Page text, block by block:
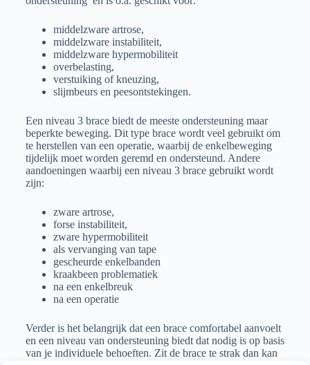
middelzware artrose,
middelzware instabiliteit,
middelzware hypermobiliteit
overbelasting,
verstuiking of kneuzing,
slijmbeurs en peesontstekingen.
Een niveau 3 brace biedt de meeste ondersteuning maar
beperkte beweging. Dit type brace wordt veel gebruikt om
te herstellen van een operatie, waarbij de enkelbeweging
tijdelijk moet worden geremd en ondersteund. Andere
aandoeningen waarbij een niveau 3 brace gebruikt wordt
zijn:
zware artrose,
forse instabiliteit,
zware hypermobiliteit
als vervanging van tape
gescheurde enkelbanden
kraakbeen problematiek
na een enkelbreuk
na een operatie
Verder is het belangrijk dat een brace comfortabel aanvoelt
en een niveau van ondersteuning biedt dat nodig is op basis
van je individuele behoeften. Zit de brace te strak dan kan